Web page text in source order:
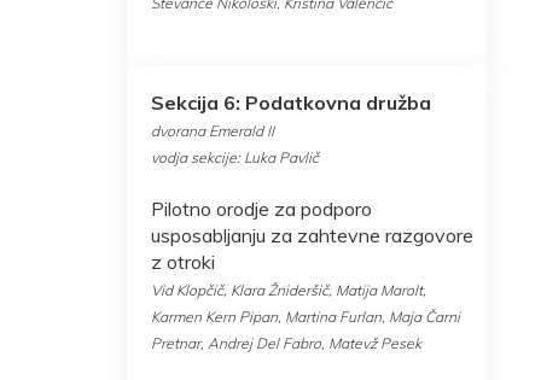
Sekcija 6: Podatkovna družba
dvorana Emerald II
vodja sekcije: Luka Pavlič
Pilotno orodje za podporo
usposabljanju za zahtevne razgovore
z otroki
Vid Klopčič, Klara Žnideršič, Matija Marolt,
Karmen Kern Pipan, Martina Furlan, Maja Čarni
Pretnar, Andrej Del Fabro, Matevž Pesek